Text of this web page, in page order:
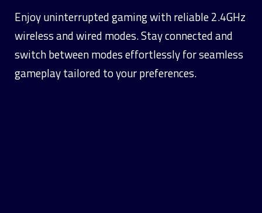
Enjoy uninterrupted gaming with reliable 2.4GHz
wireless and wired modes. Stay connected and
switch between modes effortlessly for seamless
gameplay tailored to your preferences.